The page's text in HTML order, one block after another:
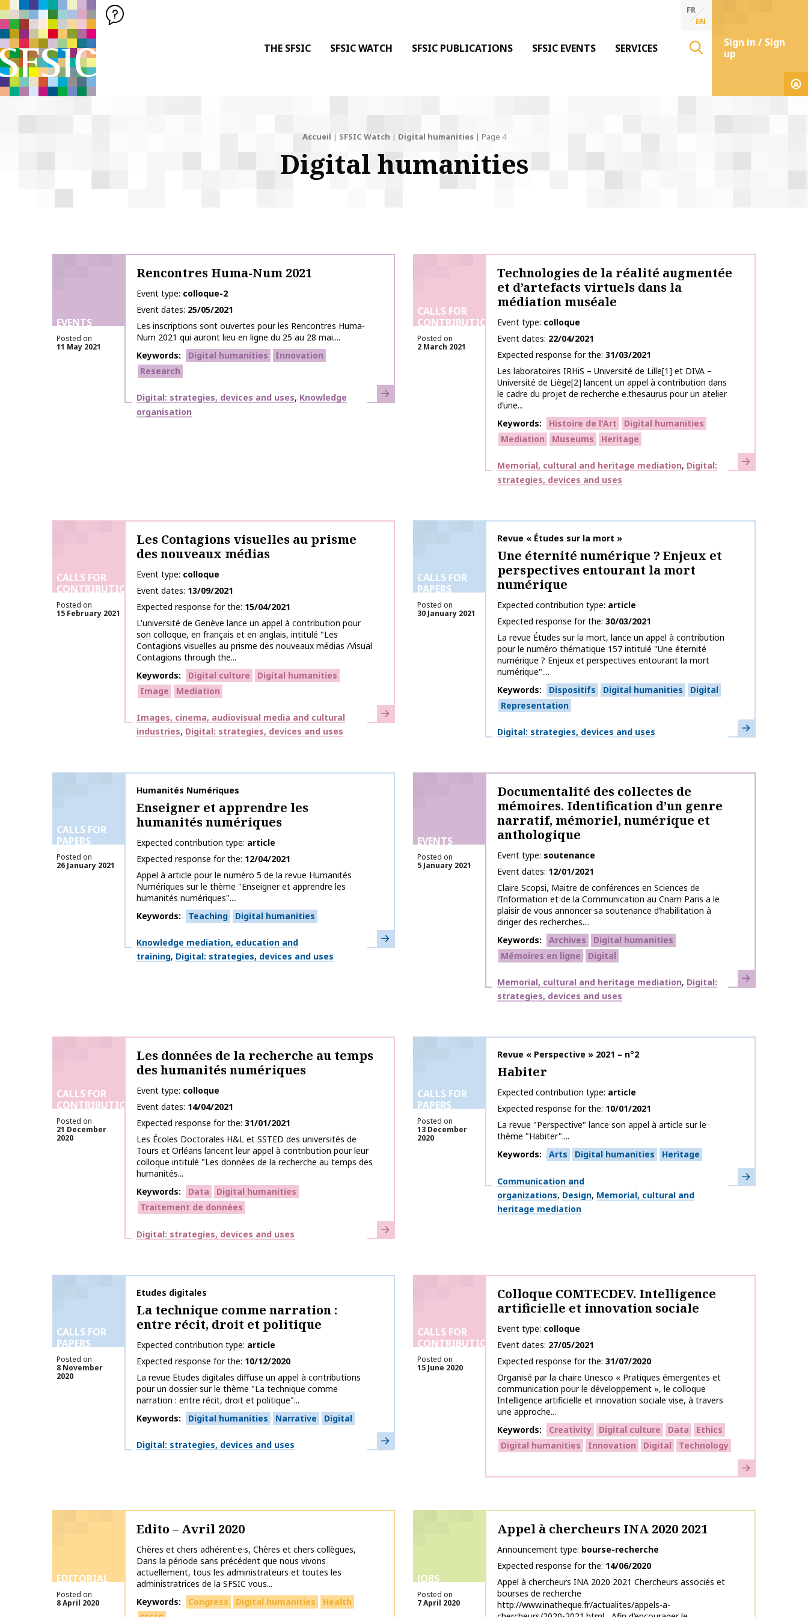
SFSIC SOCIÉTÉ FRANÇAISE DES SCIENCES DE L'INFORMATION & DE LA COMMUNICATION
Société Française des Sciences de l'Information & de la Communication
THE SFSIC SFSIC WATCH SFSIC PUBLICATIONS SFSIC EVENTS SERVICES
FR
EN
Sign in / Sign
up
Accueil | SFSIC Watch | Digital humanities| Page 4
Digital humanities
EVENTS
Posted on
11 May 2021
Rencontres Huma-Num 2021
Event type colloque-2
Event dates 25/05/2021
Les inscriptions sont ouvertes pour les Rencontres Huma-
Num 2021 qui auront lieu en ligne du 25 au 28 mai....
Keywords
Digital humanities
Innovation
Research
Themes
Digital: strategies, devices and uses Knowledge
organisation
Learn more
CALLS FOR
CONTRIBUTIONS
Posted on
2 March 2021
Technologies de la réalité augmentée
et d’artefacts virtuels dans la
médiation muséale
Event type colloque
Event dates 22/04/2021
Expected response for the 31/03/2021
Les laboratoires IRHiS – Université de Lille[1] et DIVA –
Université de Liège[2] lancent un appel à contribution dans
le cadre du projet de recherche e.thesaurus pour un atelier
d’une...
Keywords
Histoire de l'Art
Digital humanities
Mediation
Museums Heritage
Themes
Memorial, cultural and heritage mediation Digital:
strategies, devices and uses
Learn more
CALLS FOR
CONTRIBUTIONS
Posted on
15 February 2021
Les Contagions visuelles au prisme
des nouveaux médias
Event type colloque
Event dates 13/09/2021
Expected response for the 15/04/2021
L'université de Genève lance un appel à contribution pour
son colloque, en français et en anglais, intitulé "Les
Contagions visuelles au prisme des nouveaux médias /Visual
Contagions through the...
Keywords
Digital culture
Digital humanities
Image
Mediation
Themes
Images, cinema, audiovisual media and cultural
industries Digital: strategies, devices and uses
Learn more
CALLS FOR
PAPERS
Posted on
30 January 2021
Publication name
Revue « Études sur la mort »
Une éternité numérique ? Enjeux et
perspectives entourant la mort
numérique
Expected contribution type article
Expected response for the 30/03/2021
La revue Études sur la mort, lance un appel à contribution
pour le numéro thématique 157 intitulé "Une éternité
numérique ? Enjeux et perspectives entourant la mort
numérique"....
Keywords
Dispositifs Digital humanities
Digital
Representation
Themes
Digital: strategies, devices and uses Learn more
CALLS FOR
PAPERS
Posted on
26 January 2021
Publication name
Humanités Numériques
Enseigner et apprendre les
humanités numériques
Expected contribution type article
Expected response for the 12/04/2021
Appel à article pour le numéro 5 de la revue Humanités
Numériques sur le thème "Enseigner et apprendre les
humanités numériques"....
Keywords
Teaching Digital humanities
Themes
Knowledge mediation, education and
training Digital: strategies, devices and uses
Learn more
EVENTS
Posted on
5 January 2021
Documentalité des collectes de
mémoires. Identification d’un genre
narratif, mémoriel, numérique et
anthologique
Event type soutenance
Event dates 12/01/2021
Claire Scopsi, Maitre de conférences en Sciences de
l’Information et de la Communication au Cnam Paris a le
plaisir de vous annoncer sa soutenance d’habilitation à
diriger des recherches....
Keywords
Archives
Digital humanities
Mémoires en ligne
Digital
Themes
Memorial, cultural and heritage mediation Digital:
strategies, devices and uses
Learn more
CALLS FOR
CONTRIBUTIONS
Posted on
21 December
2020
Les données de la recherche au temps
des humanités numériques
Event type colloque
Event dates 14/04/2021
Expected response for the 31/01/2021
Les Écoles Doctorales H&L et SSTED des universités de
Tours et Orléans lancent leur appel à contribution pour leur
colloque intitulé "Les données de la recherche au temps des
humanités...
Keywords
Data
Digital humanities
Traitement de données
Themes
Digital: strategies, devices and uses Learn more
CALLS FOR
PAPERS
Posted on
13 December
2020
Publication name
Revue « Perspective » 2021 – n°2
Habiter
Expected contribution type article
Expected response for the 10/01/2021
La revue "Perspective" lance son appel à article sur le
thème "Habiter"....
Keywords
Arts Digital humanities Heritage
Themes
Communication and
organizations Design Memorial, cultural and
heritage mediation
Learn more
CALLS FOR
PAPERS
Posted on
8 November
2020
Publication name
Etudes digitales
La technique comme narration :
entre récit, droit et politique
Expected contribution type article
Expected response for the 10/12/2020
La revue Etudes digitales diffuse un appel à contributions
pour un dossier sur le thème "La technique comme
narration : entre récit, droit et politique"...
Keywords
Digital humanities Narrative Digital
Themes
Digital: strategies, devices and uses Learn more
CALLS FOR
CONTRIBUTIONS
Posted on
15 June 2020
Colloque COMTECDEV. Intelligence
artificielle et innovation sociale
Event type colloque
Event dates 27/05/2021
Expected response for the 31/07/2020
Organisé par la chaire Unesco « Pratiques émergentes et
communication pour le développement », le colloque
Intelligence artificielle et innovation sociale vise, à travers
une approche...
Keywords
Creativity Digital culture Data
Ethics
Digital humanities
Innovation Digital Technology
Learn more
EDITORIAL
Posted on
8 April 2020
Edito – Avril 2020
Chères et chers adhérent·e·s, Chères et chers collègues,
Dans la période sans précédent que nous vivons
actuellement, tous les administrateurs et toutes les
administratrices de la SFSIC vous...
Keywords
Congress Digital humanities
Health
JOBS
Posted on
7 April 2020
Appel à chercheurs INA 2020 2021
Announcement type bourse-recherche
Expected response for the 14/06/2020
Appel à chercheurs INA 2020 2021 Chercheurs associés et
bourses de recherche
http://www.inatheque.fr/actualites/appels-a-